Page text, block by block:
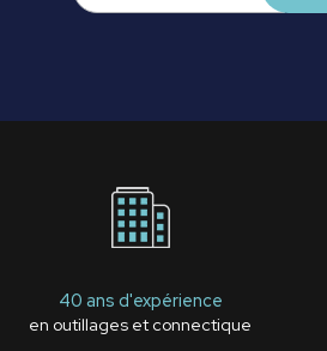
40 ans d'expérience
en outillages et connectique